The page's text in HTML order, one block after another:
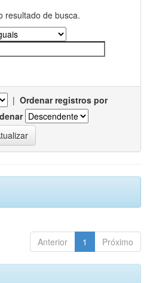
resultado de busca.
| Ordenar registros por
Anterior 1 Próximo